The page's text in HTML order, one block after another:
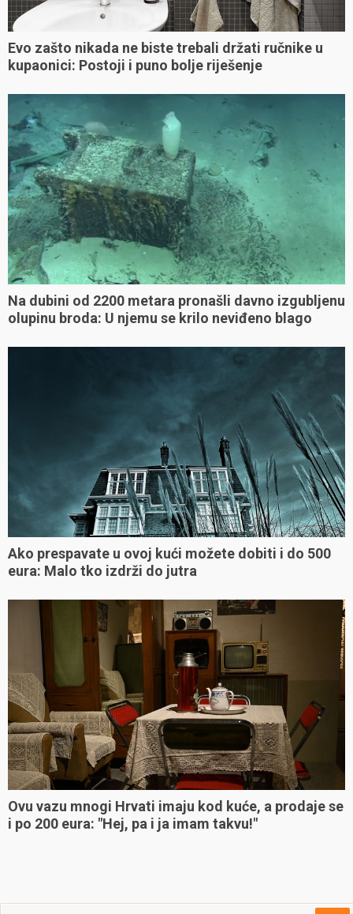
Evo zašto nikada ne biste trebali držati ručnike u
kupaonici: Postoji i puno bolje riješenje
Na dubini od 2200 metara pronašli davno izgubljenu
olupinu broda: U njemu se krilo neviđeno blago
Ako prespavate u ovoj kući možete dobiti i do 500
eura: Malo tko izdrži do jutra
Ovu vazu mnogi Hrvati imaju kod kuće, a prodaje se
i po 200 eura: "Hej, pa i ja imam takvu!"